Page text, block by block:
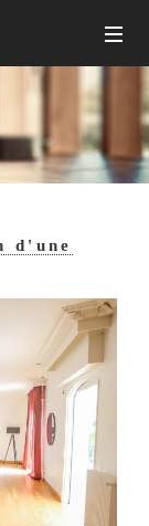
d'une